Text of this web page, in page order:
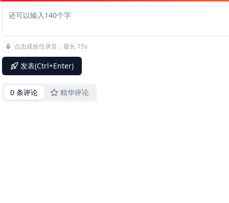
点击或按住录音，最长 15s
发表(Ctrl+Enter)
0 条评论 精华评论